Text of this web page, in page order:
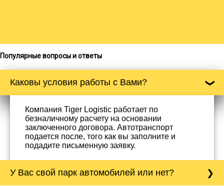
Популярные вопросы и ответы
Каковы условия работы с Вами?
Компания Tiger Logistic работает по
безналичному расчету на основании
заключенного договора. Автотранспорт
подается после, того как вы заполните и
подадите письменную заявку.
У Вас свой парк автомобилей или нет?